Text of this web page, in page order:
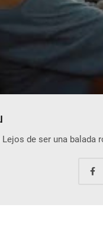
Lejos de ser una